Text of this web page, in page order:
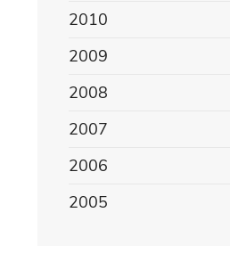
2010
2009
2008
2007
2006
2005